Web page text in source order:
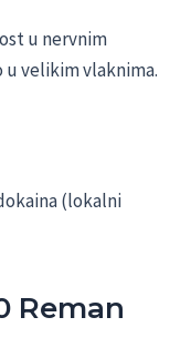
u nervnim
velikim vlaknima.
(lokalni
Reman